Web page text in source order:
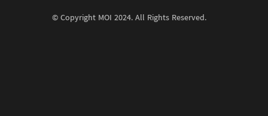
© Copyright MOI 2024. All Rights Reserved.